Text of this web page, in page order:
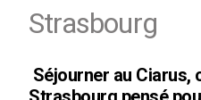
Strasbourg
Séjourner au Ciarus,